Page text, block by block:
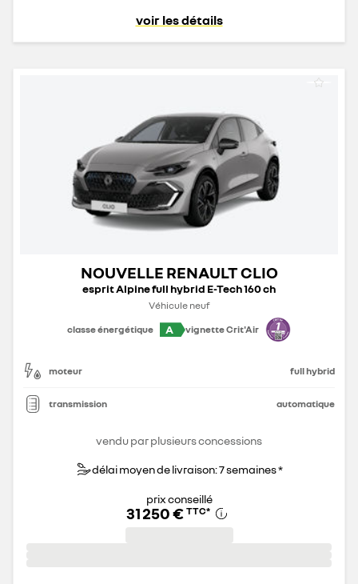
voir les détails
NOUVELLE RENAULT CLIO
esprit Alpine full hybrid E-Tech 160 ch
Véhicule neuf
classe énergétique
A vignette Crit'Air
moteur full hybrid
transmission automatique
vendu par plusieurs concessions
délai moyen de livraison: 7 semaines *
prix conseillé
31 250 € TTC*